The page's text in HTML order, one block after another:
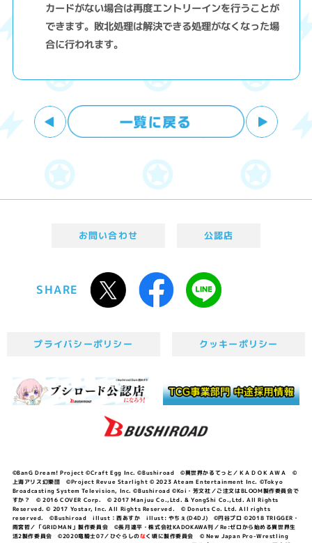
カードがない場合は再度エントリーインを行うことが
できます。敗北処理は解決できる処理がなくなった場
合に行われます。
お問い合わせ 公認店
SHARE
プライバシーポリシー クッキーポリシー
©BanG Dream! Project ©Craft Egg Inc. ©Bushiroad ©異世界かるてっと／ＫＡＤＯＫＡＷＡ ©
上海アリス幻樂団 ©Project Revue Starlight © 2023 Ateam Entertainment Inc. ©Tokyo
Broadcasting System Television, Inc. ©Bushiroad ©Koi・芳文社／ご注文はBLOOM製作委員会で
すか？ © 2016 COVER Corp. © 2017 Manjuu Co.,Ltd. & YongShi Co.,Ltd. All Rights
Reserved. © 2017 Yostar, Inc. All Rights Reserved. © Donuts Co. Ltd. All rights
reserved. ©Bushiroad illust：西あすか illust: やちぇ(D4DJ) ©円谷プロ ©2018 TRIGGER・
雨宮哲／「GRIDMAN」製作委員会 ©長月達平・株式会社KADOKAWA刊／Re:ゼロから始める異世界生
活2製作委員会 ©2020竜騎士07／ひぐらしのなく頃に製作委員会 © New Japan Pro-Wrestling